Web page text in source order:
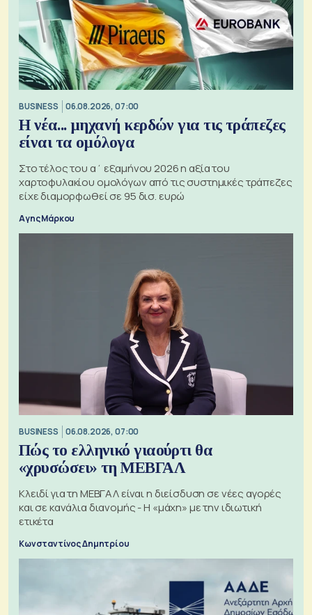
BUSINESS 06.08.2026, 07:00
Η νέα... μηχανή κερδών για τις τράπεζες
είναι τα ομόλογα
Στο τέλος του α΄ εξαμήνου 2026 η αξία του
χαρτοφυλακίου ομολόγων από τις συστημικές τράπεζες
είχε διαμορφωθεί σε 95 δισ. ευρώ
Αγης Μάρκου
BUSINESS 06.08.2026, 07:00
Πώς το ελληνικό γιαούρτι θα
«χρυσώσει» τη ΜΕΒΓΑΛ
Κλειδί για τη ΜΕΒΓΑΛ είναι η διείσδυση σε νέες αγορές
και σε κανάλια διανομής - Η «μάχη» με την ιδιωτική
ετικέτα
Κωνσταντίνος Δημητρίου